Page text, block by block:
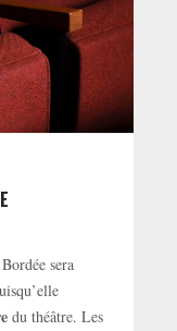
sera
du théâtre. Les